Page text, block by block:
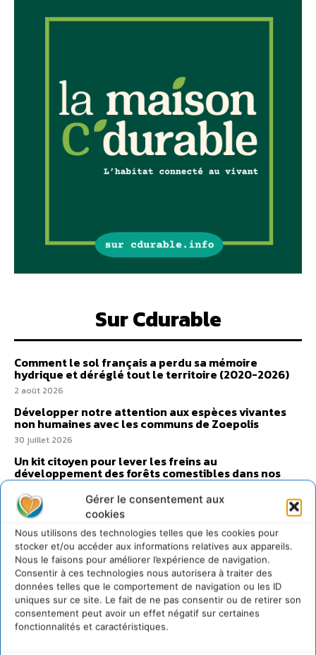
Gérer le consentement aux
cookies
Nous utilisons des technologies telles que les cookies pour
stocker et/ou accéder aux informations relatives aux appareils.
Nous le faisons pour améliorer l’expérience de navigation.
Consentir à ces technologies nous autorisera à traiter des
données telles que le comportement de navigation ou les ID
uniques sur ce site. Le fait de ne pas consentir ou de retirer son
consentement peut avoir un effet négatif sur certaines
fonctionnalités et caractéristiques.
Sur Cdurable
Comment le sol français a perdu sa mémoire
hydrique et déréglé tout le territoire (2020-2026)
2 août 2026
Développer notre attention aux espèces vivantes
non humaines avec les communs de Zoepolis
30 juillet 2026
Un kit citoyen pour lever les freins au
développement des forêts comestibles dans nos
villes
29 juillet 2026
L’éco-anxiété informe et l’éco-lucidité transforme
28 juillet 2026
7 indicateurs pour des villes résilientes et durables,
adaptées au changement climatique
27 juillet 2026